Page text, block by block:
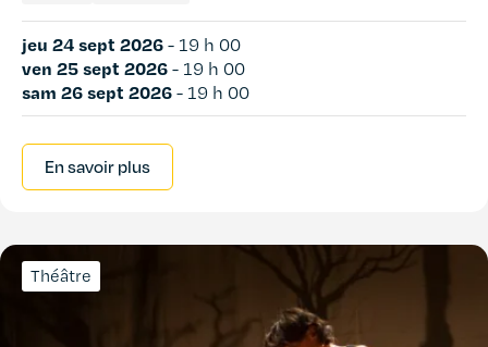
jeu 24 sept 2026 - 19 h 00
ven 25 sept 2026 - 19 h 00
sam 26 sept 2026 - 19 h 00
En savoir plus
Théâtre